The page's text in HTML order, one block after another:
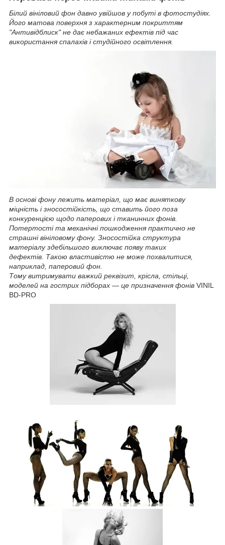
Білий вініловий фон давно увійшов у побуті в фотостудіях.
Його матова поверхня з характерним покриттям
"Антивідблиск" не дає небажаних ефектів під час
використання спалахів і студійного освітлення.
В основі фону лежить матеріал, що має виняткову
міцність і зносостійкість, що ставить його поза
конкуренцією щодо паперових і тканинних фонів.
Потертості та механічні пошкодження практично не
страшні вініловому фону. Зносостійка структура
матеріалу здебільшого виключає появу таких
дефектів. Такою властивістю не може похвалитися,
наприклад, паперовий фон.
Тому витримувати важкий реквізит, крісла, стільці,
моделей на гострих підборах — це призначення фонів VINIL
BD-PRO